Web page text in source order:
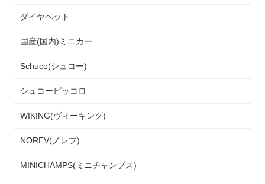
ダイヤペット
国産(国内)ミニカー
Schuco(シュコー)
シュコーピッコロ
WIKING(ヴィーキング)
NOREV(ノレブ)
MINICHAMPS(ミニチャンプス)